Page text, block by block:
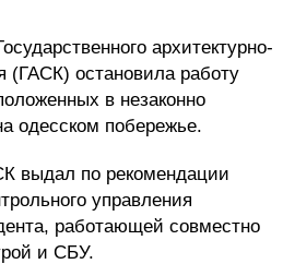
архитектурно-
(ГАСК) остановила работу
в незаконно
одесском побережье.
выдал по рекомендации
управления
работающей совместно
и СБУ.